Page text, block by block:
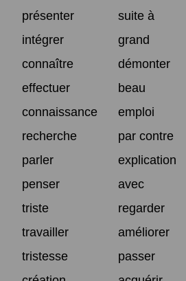
présenter
suite à
intégrer
grand
connaître
démonter
effectuer
beau
connaissance
emploi
recherche
par contre
parler
explication
penser
avec
triste
regarder
travailler
améliorer
tristesse
passer